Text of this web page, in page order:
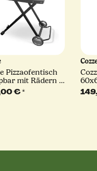
Pizzaofentisch
mit Rädern |
€*